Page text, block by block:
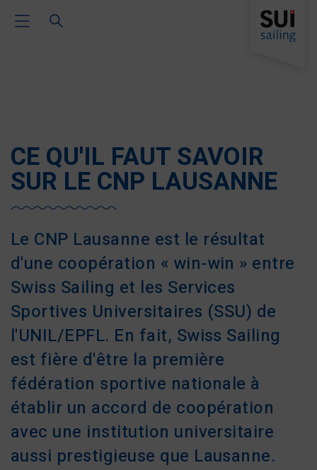
Toggle Main Navigation
CE QU'IL FAUT SAVOIR
SUR LE CNP LAUSANNE
Le CNP Lausanne est le résultat
d'une coopération « win-win » entre
Swiss Sailing et les Services
Sportives Universitaires (SSU) de
l'UNIL/EPFL. En fait, Swiss Sailing
est fière d'être la première
fédération sportive nationale à
établir un accord de coopération
avec une institution universitaire
aussi prestigieuse que Lausanne.